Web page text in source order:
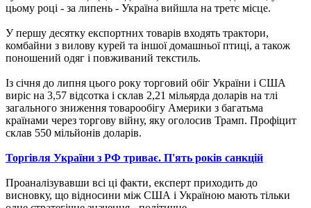
цьому році - за липень - Україна вийшла на третє місце.
У першу десятку експортних товарів входять трактори,
комбайни з вилову курей та іншої домашньої птиці, а також
поношений одяг і повживаний текстиль.
Із січня до липня цього року торговий обіг України і США
виріс на 3,57 відсотка і склав 2,21 мільярда доларів на тлі
загального зниження товарообігу Америки з багатьма
країнами через торгову війну, яку оголосив Трамп. Профіцит
склав 550 мільйонів доларів.
Торгівля України з РФ триває. П'ять років санкцій
Проаналізувавши всі ці факти, експерт приходить до
висновку, що відносини між США і Україною мають тільки